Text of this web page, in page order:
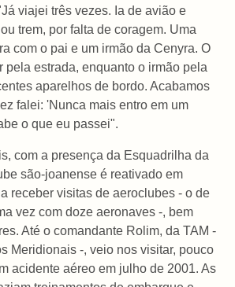
viajei três vezes. Ia de avião e
trem, por falta de coragem. Uma
com o pai e um irmão da Cenyra. O
pela estrada, enquanto o irmão pela
aparelhos de bordo. Acabamos
falei: 'Nunca mais entro em um
o que eu passei".
com a presença da Esquadrilha da
são-joanense é reativado em
receber visitas de aeroclubes - o de
vez com doze aeronaves -, bem
Até o comandante Rolim, da TAM -
Meridionais -, veio nos visitar, pouco
acidente aéreo em julho de 2001. As